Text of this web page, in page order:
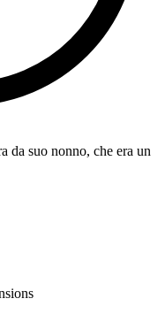
da suo nonno, che era un